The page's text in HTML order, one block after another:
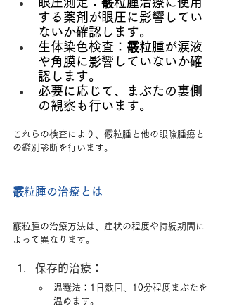
する薬剤が眼圧に影響してい
ないか確認します。
生体染色検査：霰粒腫が涙液
や角膜に影響していないか確
認します。
必要に応じて、まぶたの裏側
の観察も行います。
これらの検査により、霰粒腫と他の眼瞼腫瘍と
の鑑別診断を行います。
霰粒腫の治療とは
霰粒腫の治療方法は、症状の程度や持続期間に
よって異なります。
保存的治療：
温罨法：1日数回、10分程度まぶたを
温めます。